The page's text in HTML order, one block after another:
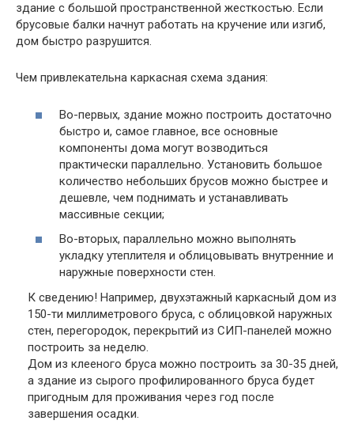
здание с большой пространственной жесткостью. Если
брусовые балки начнут работать на кручение или изгиб,
дом быстро разрушится.
Чем привлекательна каркасная схема здания:
Во-первых, здание можно построить достаточно
быстро и, самое главное, все основные
компоненты дома могут возводиться
практически параллельно. Установить большое
количество небольших брусов можно быстрее и
дешевле, чем поднимать и устанавливать
массивные секции;
Во-вторых, параллельно можно выполнять
укладку утеплителя и облицовывать внутренние и
наружные поверхности стен.
К сведению! Например, двухэтажный каркасный дом из
150-ти миллиметрового бруса, с облицовкой наружных
стен, перегородок, перекрытий из СИП-панелей можно
построить за неделю.
Дом из клееного бруса можно построить за 30-35 дней,
а здание из сырого профилированного бруса будет
пригодным для проживания через год после
завершения осадки.